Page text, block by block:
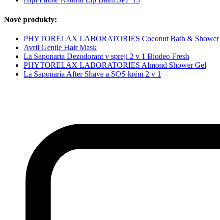
Nové produkty:
PHYTORELAX LABORATORIES Coconut Bath & Shower
Avril Gentle Hair Mask
La Saponaria Dezodorant v spreji 2 v 1 Biodeo Fresh
PHYTORELAX LABORATORIES Almond Shower Gel
La Saponaria After Shave a SOS krém 2 v 1